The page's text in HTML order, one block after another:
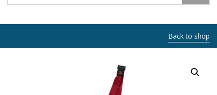
Back to shop